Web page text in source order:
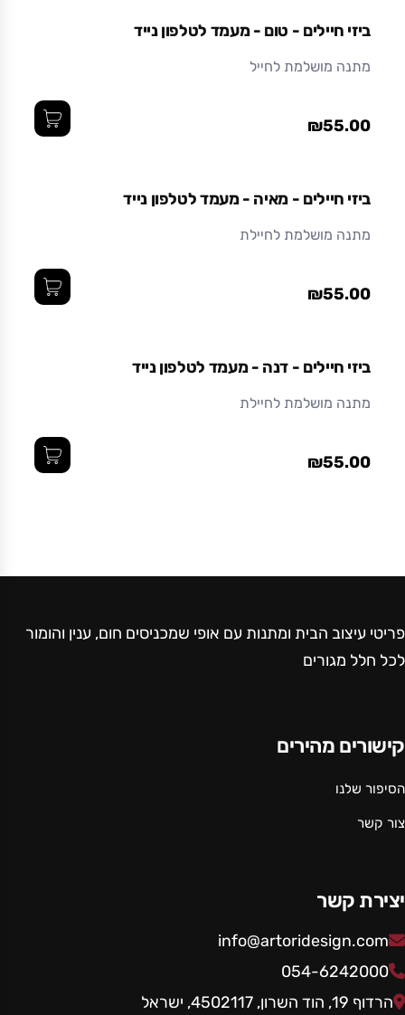
ביזי חיילים - טום - מעמד לטלפון נייד
מתנה מושלמת לחייל
₪55.00
ביזי חיילים - מאיה - מעמד לטלפון נייד
מתנה מושלמת לחיילת
₪55.00
ביזי חיילים - דנה - מעמד לטלפון נייד
מתנה מושלמת לחיילת
₪55.00
פריטי עיצוב הבית ומתנות עם אופי שמכניסים חום, ענין והומור
לכל חלל מגורים
קישורים מהירים
הסיפור שלנו
צור קשר
יצירת קשר
info@artoridesign.com
054-6242000
הרדוף 19, הוד השרון, 4502117, ישראל